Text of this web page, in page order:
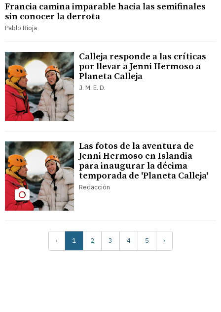
Francia camina imparable hacia las semifinales
sin conocer la derrota
Pablo Rioja
Calleja responde a las críticas
por llevar a Jenni Hermoso a
Planeta Calleja
J. M. E. D.
Las fotos de la aventura de
Jenni Hermoso en Islandia
para inaugurar la décima
temporada de 'Planeta Calleja'
Redacción
‹ 1 2 3 4 5 ›